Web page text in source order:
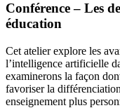
Conférence – Les
éducation
Cet atelier explore les
l’intelligence artificielle
examinerons la façon
favoriser la
enseignement plus